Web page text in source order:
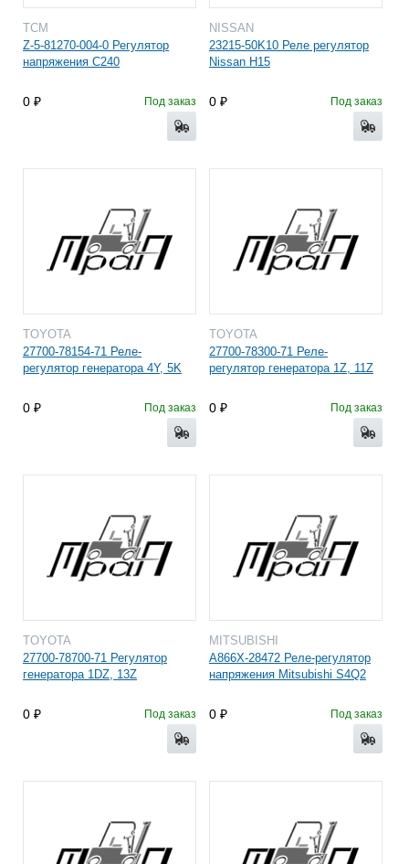
TCM
Z-5-81270-004-0 Регулятор
напряжения C240
0 Под заказ
NISSAN
23215-50K10 Реле регулятор
Nissan H15
0 Под заказ
TOYOTA
27700-78154-71 Реле-
регулятор генератора 4Y, 5K
0 Под заказ
TOYOTA
27700-78300-71 Реле-
регулятор генератора 1Z, 11Z
0 Под заказ
TOYOTA
27700-78700-71 Регулятор
генератора 1DZ, 13Z
0 Под заказ
MITSUBISHI
A866X-28472 Реле-регулятор
напряжения Mitsubishi S4Q2
0 Под заказ